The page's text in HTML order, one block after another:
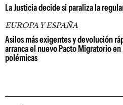
La Justicia decide si paraliza la
EUROPA Y ESPAÑA
Asilos más exigentes y devolución
arranca el nuevo Pacto Migratorio en
polémicas